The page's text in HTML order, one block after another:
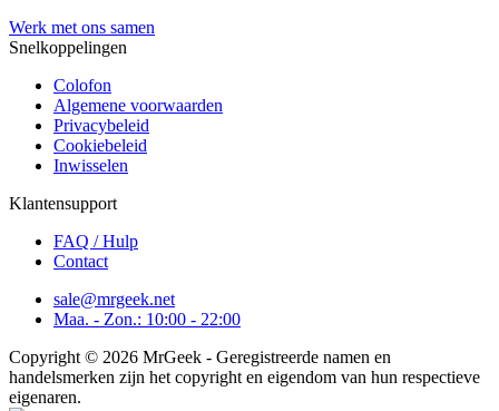
Werk met ons samen
Snelkoppelingen
Colofon
Algemene voorwaarden
Privacybeleid
Cookiebeleid
Inwisselen
Klantensupport
FAQ / Hulp
Contact
sale@mrgeek.net
Maa. - Zon.: 10:00 - 22:00
Copyright © 2026 MrGeek - Geregistreerde namen en
handelsmerken zijn het copyright en eigendom van hun respectieve
eigenaren.